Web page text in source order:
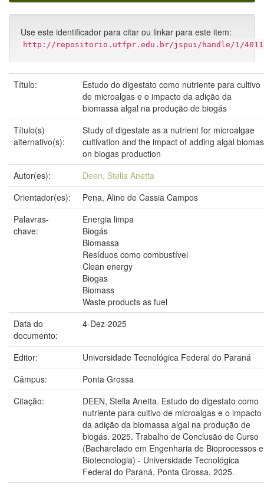
Use este identificador para citar ou linkar para este item:
http://repositorio.utfpr.edu.br/jspui/handle/1/
Título:
Estudo do digestato como nutriente para cultivo
de microalgas e o impacto da adição da
biomassa algal na produção de biogás
Título(s)
alternativo(s):
Study of digestate as a nutrient for microalgae
cultivation and the impact of adding algal
on biogas production
Autor(es):
Deen, Stella Anetta
Orientador(es):
Pena, Aline de Cassia Campos
Palavras-
chave:
Energia limpa
Biogás
Biomassa
Resíduos como combustível
Clean energy
Biogas
Biomass
Waste products as fuel
Data do
documento:
4-Dez-2025
Editor:
Universidade Tecnológica Federal do Paraná
Câmpus:
Ponta Grossa
Citação:
DEEN, Stella Anetta. Estudo do digestato como
nutriente para cultivo de microalgas e o impacto
da adição da biomassa algal na produção de
biogás. 2025. Trabalho de Conclusão de Curso
(Bacharelado em Engenharia de Bioprocessos e
Biotecnologia) - Universidade Tecnológica
Federal do Paraná, Ponta Grossa, 2025.